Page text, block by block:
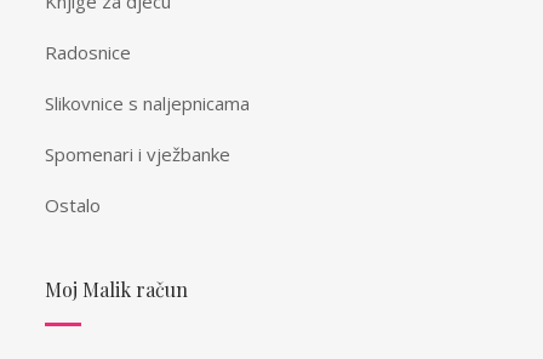
Radosnice
Slikovnice s naljepnicama
Spomenari i vježbanke
Ostalo
Moj Malik račun